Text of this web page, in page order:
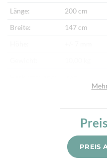
Länge:
200 cm
Breite:
147 cm
Baumwolle
300.000/m²
Sehr fein
PREIS